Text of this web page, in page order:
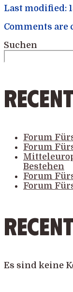
Last modified:
Comments are
Suchen
Forum
Forum
Bestehen
Forum
Forum
Es sind keine